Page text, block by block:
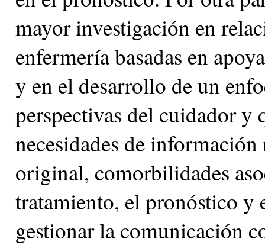
mayor investigación en
enfermería basadas en
y en el desarrollo de un
perspectivas del cuidador
necesidades de
original, comorbilidades
tratamiento, el pronóstico y
gestionar la comunicación